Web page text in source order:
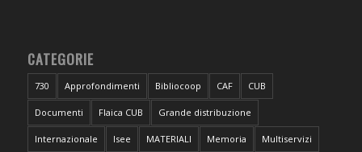
CATEGORIE
730 Approfondimenti Bibliocoop CAF CUB
Documenti Flaica CUB Grande distribuzione
Internazionale Isee MATERIALI Memoria Multiservizi